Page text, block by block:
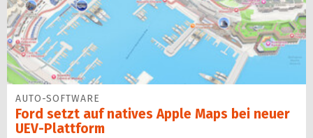
AUTO-SOFTWARE
Ford setzt auf natives Apple Maps bei neuer
UEV-Plattform